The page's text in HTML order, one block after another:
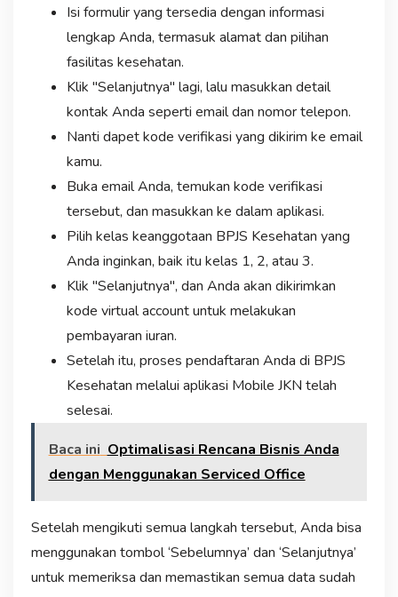
Isi formulir yang tersedia dengan informasi
lengkap Anda, termasuk alamat dan pilihan
fasilitas kesehatan.
Klik "Selanjutnya" lagi, lalu masukkan detail
kontak Anda seperti email dan nomor telepon.
Nanti dapet kode verifikasi yang dikirim ke email
kamu.
Buka email Anda, temukan kode verifikasi
tersebut, dan masukkan ke dalam aplikasi.
Pilih kelas keanggotaan BPJS Kesehatan yang
Anda inginkan, baik itu kelas 1, 2, atau 3.
Klik "Selanjutnya", dan Anda akan dikirimkan
kode virtual account untuk melakukan
pembayaran iuran.
Setelah itu, proses pendaftaran Anda di BPJS
Kesehatan melalui aplikasi Mobile JKN telah
selesai.
Baca ini Optimalisasi Rencana Bisnis Anda
dengan Menggunakan Serviced Office
Setelah mengikuti semua langkah tersebut, Anda bisa
menggunakan tombol ‘Sebelumnya’ dan ‘Selanjutnya’
untuk memeriksa dan memastikan semua data sudah